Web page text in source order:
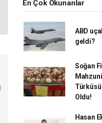
En Çok Okunanlar
ABD
geldi?
Soğan
Türküsü
Oldu!
Hasan